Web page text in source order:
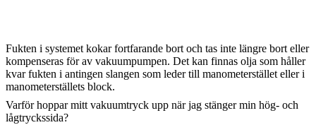
Fukten i systemet kokar fortfarande bort och tas inte längre bort eller
kompenseras för av vakuumpumpen. Det kan finnas olja som håller
kvar fukten i antingen slangen som leder till manometerstället eller i
manometerställets block.
Varför hoppar mitt vakuumtryck upp när jag stänger min hög- och
lågtryckssida?